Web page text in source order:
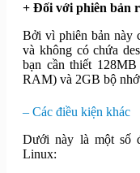
+ Đối với phiên bản
Bởi vì phiên bản này
và không có chứa
bạn cần thiết
RAM) và 2GB bộ
– Các điều kiện khác
Dưới này là một số
Linux: